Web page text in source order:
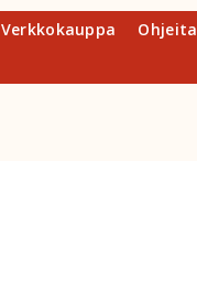
Verkkokauppa Ohjeita